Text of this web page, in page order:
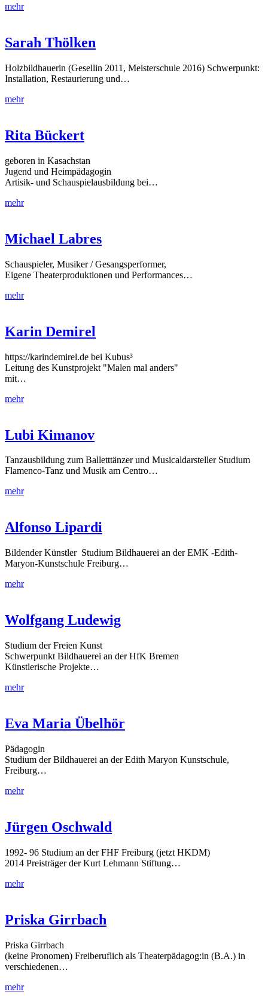
mehr
Sarah Thölken
Holzbildhauerin (Gesellin 2011, Meisterschule 2016) Schwerpunkt:
Installation, Restaurierung und…
mehr
Rita Bückert
geboren in Kasachstan
Jugend und Heimpädagogin
Artisik- und Schauspielausbildung bei…
mehr
Michael Labres
Schauspieler, Musiker / Gesangsperformer,
Eigene Theaterproduktionen und Performances…
mehr
Karin Demirel
https://karindemirel.de bei Kubus³
Leitung des Kunstprojekt "Malen mal anders"
mit…
mehr
Lubi Kimanov
Tanzausbildung zum Balletttänzer und Musicaldarsteller Studium
Flamenco-Tanz und Musik am Centro…
mehr
Alfonso Lipardi
Bildender Künstler Studium Bildhauerei an der EMK -Edith-
Maryon-Kunstschule Freiburg…
mehr
Wolfgang Ludewig
Studium der Freien Kunst
Schwerpunkt Bildhauerei an der HfK Bremen
Künstlerische Projekte…
mehr
Eva Maria Übelhör
Pädagogin
Studium der Bildhauerei an der Edith Maryon Kunstschule,
Freiburg…
mehr
Jürgen Oschwald
1992- 96 Studium an der FHF Freiburg (jetzt HKDM)
2014 Preisträger der Kurt Lehmann Stiftung…
mehr
Priska Girrbach
Priska Girrbach
(keine Pronomen) Freiberuflich als Theaterpädagog:in (B.A.) in
verschiedenen…
mehr